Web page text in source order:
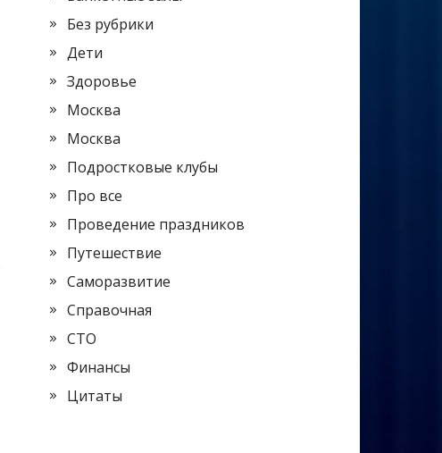
Без рубрики
Дети
Здоровье
Москва
Москва
Подростковые клубы
Про все
Проведение праздников
Путешествие
Саморазвитие
Справочная
СТО
Финансы
Цитаты